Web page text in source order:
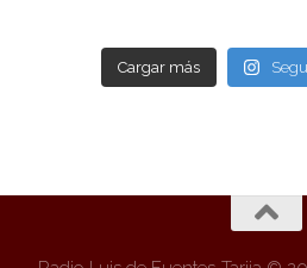
Cargar más